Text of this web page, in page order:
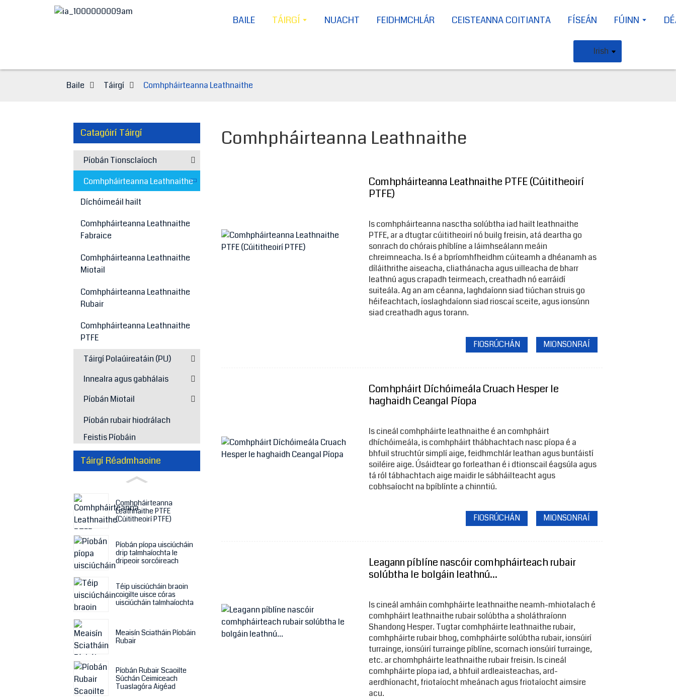
BAILE TÁIRGÍ NUACHT FEIDHMCHLÁR CEISTEANNA COITIANTA FÍSEÁN FÚINN
Irish
Baile Táirgí Comhpháirteanna Leathnaithe
Catagóirí Táirgí
Píobán Tionsclaíoch
Comhpháirteanna Leathnaithe
Díchóimeáil hailt
Comhpháirteanna Leathnaithe
Fabraice
Comhpháirteanna Leathnaithe
Miotail
Comhpháirteanna Leathnaithe
Rubair
Comhpháirteanna Leathnaithe
PTFE
Táirgí Polaúireatáin (PU)
Innealra agus gabhálais
Píobán Miotail
Píobán rubair hiodrálach
Feistis Píobáin
Táirgí Réadmhaoine
Comhpháirteanna
Leathnaithe PTFE
(Cúititheoirí PTFE)
Píobán píopa uisciúcháin
drip talmhaíochta le
dripeoir sorcóireach
Téip uisciúcháin braoin
coigilte uisce córas
uisciúcháin talmhaíochta
Meaisín Sciatháin Píobáin
Rubair
Píobán Rubair Scaoilte
Súchán Ceimiceach
Tuaslagóra Aigéad
Comhpháirteanna Leathnaithe
Comhpháirteanna Leathnaithe PTFE (Cúititheoirí
PTFE)
Is comhpháirteanna nasctha solúbtha iad hailt leathnaithe
PTFE, ar a dtugtar cúititheoirí nó builg freisin, atá deartha go
sonrach do chórais phíblíne a láimhseálann meáin
chreimneacha. Is é a bpríomhfheidhm cúiteamh a dhéanamh as
díláithrithe aiseacha, cliathánacha agus uilleacha de bharr
leathnú agus crapadh teirmeach, creathadh nó earráidí
suiteála. Ag an am céanna, laghdaíonn siad tiúchan struis go
héifeachtach, íoslaghdaíonn siad rioscaí sceite, agus ionsúnn
siad creathadh agus torann.
FIOSRÚCHÁN MIONSONRAÍ
Comhpháirt Díchóimeála Cruach Hesper le
haghaidh Ceangal Píopa
Is cineál comhpháirte leathnaithe é an comhpháirt
dhíchóimeála, is comhpháirt thábhachtach nasc píopa é a
bhfuil struchtúr simplí aige, feidhmchlár leathan agus buntáistí
soiléire aige. Úsáidtear go forleathan é i dtionscail éagsúla agus
tá ról tábhachtach aige maidir le sábháilteacht agus
cobhsaíocht na bpíblínte a chinntiú.
FIOSRÚCHÁN MIONSONRAÍ
Leagann píblíne nascóir comhpháirteach rubair
solúbtha le bolgáin leathnú...
Is cineál amháin comhpháirte leathnaithe neamh-mhiotalach é
comhpháirt leathnaithe rubair solúbtha a sholáthraíonn
Shandong Hesper. Tugtar comhpháirte leathnaithe rubair,
comhpháirte rubair bhog, comhpháirte solúbtha rubair, ionsúirí
turrainge, ionsúirí turrainge píblíne, scornach ionsúirí turrainge,
etc. ar chomhpháirte leathnaithe rubair freisin. Is cineál
comhpháirte píopa iad, a bhfuil ardleaisteachas, ard-
aerdhíonacht, friotaíocht mheánach agus friotaíocht aimsire
acu.